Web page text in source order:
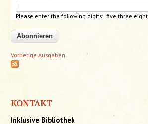
Please enter the following digits: five three eight
Vorherige Ausgaben
KONTAKT
Inklusive Bibliothek